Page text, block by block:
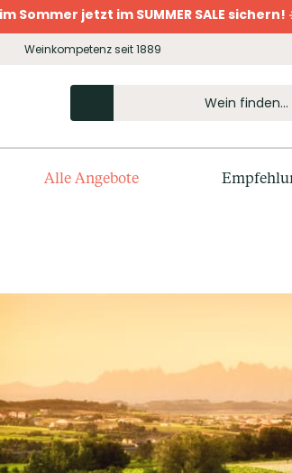
Sommer jetzt im SUMMER SALE sichern!
Weinkompetenz seit 1889
Alle Angebote